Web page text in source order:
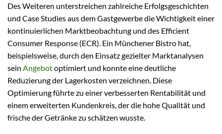
Des Weiteren unterstreichen zahlreiche Erfolgsgeschichten
und Case Studies aus dem Gastgewerbe die Wichtigkeit einer
kontinuierlichen Marktbeobachtung und des Efficient
Consumer Response (ECR). Ein Münchener Bistro hat,
beispielsweise, durch den Einsatz gezielter Marktanalysen
sein Angebotoptimiert und konnte eine deutliche
Reduzierung der Lagerkosten verzeichnen. Diese
Optimierung führte zu einer verbesserten Rentabilität und
einem erweiterten Kundenkreis, der die hohe Qualität und
frische der Getränke zu schätzen wusste.